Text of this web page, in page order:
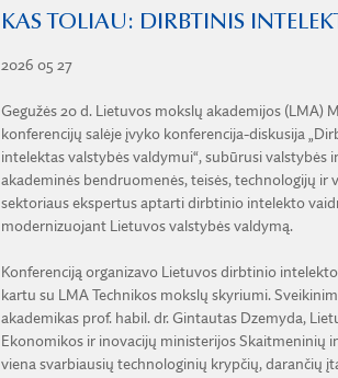
KAS TOLIAU: DIRBTINIS
2026 05 27
Gegužės 20 d. Lietuvos mokslų akademijos (LMA)
konferencijų salėje įvyko konferencija-diskusija
intelektas valstybės valdymui“, subūrusi valstybės
akademinės bendruomenės, teisės, technologijų ir
sektoriaus ekspertus aptarti dirbtinio intelekto
modernizuojant Lietuvos valstybės valdymą.
Konferenciją organizavo Lietuvos dirbtinio intelekto
kartu su LMA Technikos mokslų skyriumi.
akademikas prof. habil. dr. Gintautas Dzemyda,
Ekonomikos ir inovacijų ministerijos Skaitmeninių
viena svarbiausių technologinių krypčių, darančių